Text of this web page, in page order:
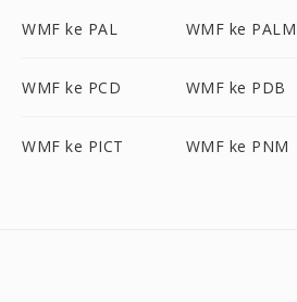
WMF ke PAL WMF ke PALM
WMF ke PCD WMF ke PDB
WMF ke PICT WMF ke PNM